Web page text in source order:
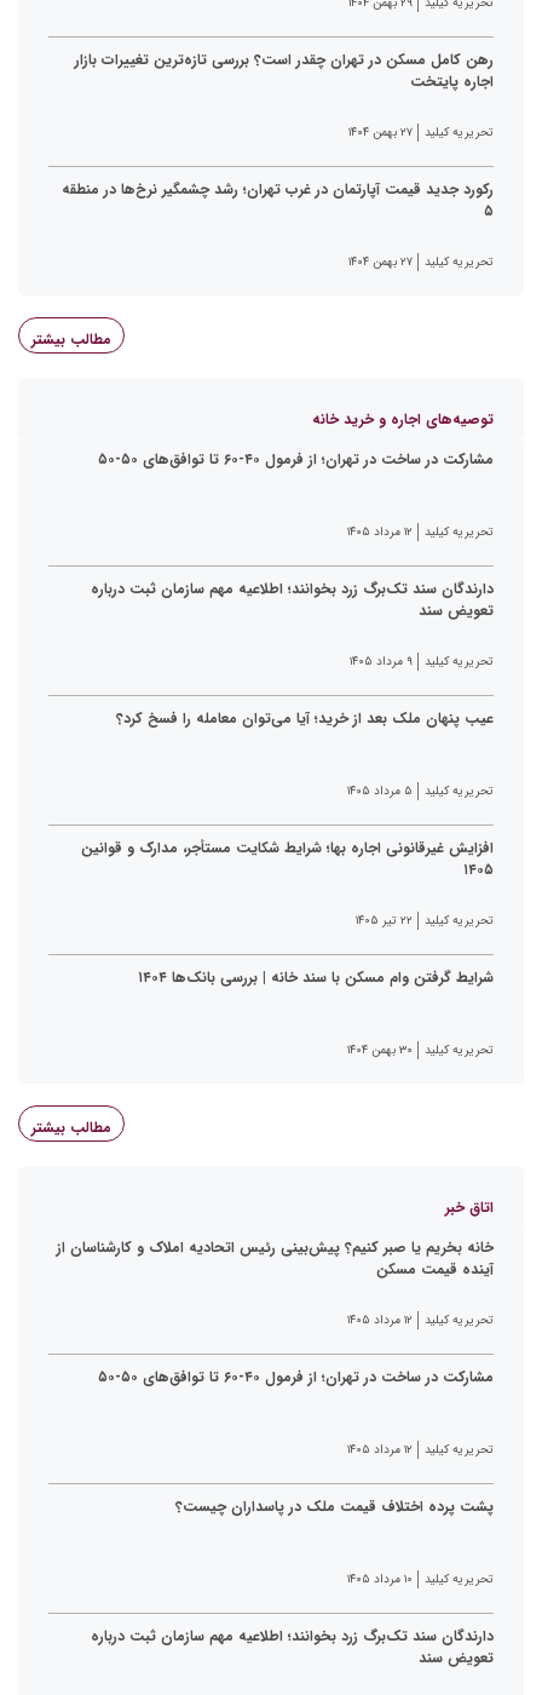
رهن کامل مسکن در تهران چقدر است؟ بررسی تازه‌ترین تغییرات بازار
اجاره پایتخت
تحریریه کیلید ۲۷ بهمن ۱۴۰۴
رکورد جدید قیمت آپارتمان در غرب تهران؛ رشد چشمگیر نرخ‌ها در منطقه
۵
تحریریه کیلید ۲۷ بهمن ۱۴۰۴
مطالب بیشتر
توصیه‌های اجاره و خرید خانه
مشارکت در ساخت در تهران؛ از فرمول ۴۰-۶۰ تا توافق‌های ۵۰-۵۰
تحریریه کیلید ۱۲ مرداد ۱۴۰۵
دارندگان سند تک‌برگ زرد بخوانند؛ اطلاعیه مهم سازمان ثبت درباره
تعویض سند
تحریریه کیلید ۹ مرداد ۱۴۰۵
عیب پنهان ملک بعد از خرید؛ آیا می‌توان معامله را فسخ کرد؟
تحریریه کیلید ۵ مرداد ۱۴۰۵
افزایش غیرقانونی اجاره بها؛ شرایط شکایت مستأجر، مدارک و قوانین
۱۴۰۵
تحریریه کیلید ۲۲ تیر ۱۴۰۵
شرایط گرفتن وام مسکن با سند خانه | بررسی بانک‌ها ۱۴۰۴
تحریریه کیلید ۳۰ بهمن ۱۴۰۴
مطالب بیشتر
اتاق خبر
خانه بخریم یا صبر کنیم؟ پیش‌بینی رئیس اتحادیه املاک و کارشناسان از
آینده قیمت مسکن
تحریریه کیلید ۱۲ مرداد ۱۴۰۵
مشارکت در ساخت در تهران؛ از فرمول ۴۰-۶۰ تا توافق‌های ۵۰-۵۰
تحریریه کیلید ۱۲ مرداد ۱۴۰۵
پشت پرده اختلاف قیمت ملک در پاسداران چیست؟
تحریریه کیلید ۱۰ مرداد ۱۴۰۵
دارندگان سند تک‌برگ زرد بخوانند؛ اطلاعیه مهم سازمان ثبت درباره
تعویض سند